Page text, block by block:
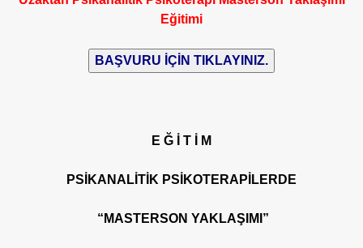
Eğitimi
E Ğ İ T İ M
PSİKANALİTİK PSİKOTERAPİLERDE
“MASTERSON YAKLAŞIMI”